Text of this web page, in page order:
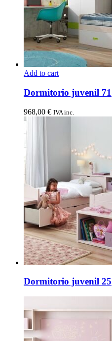
Add to cart
Dormitorio juvenil 71
968,00 € IVA inc.
Dormitorio juvenil 25